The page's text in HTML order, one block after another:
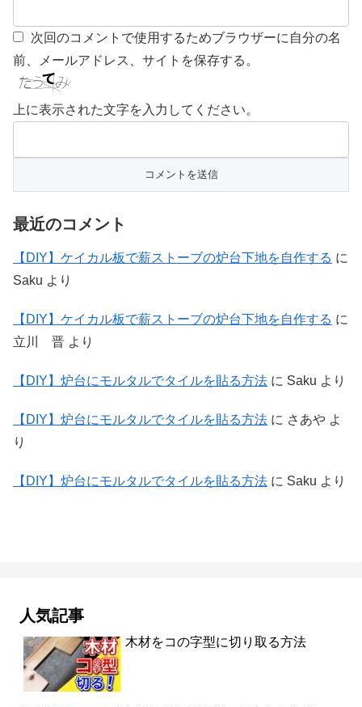
次回のコメントで使用するためブラウザーに自分の名
前、メールアドレス、サイトを保存する。
上に表示された文字を入力してください。
最近のコメント
【DIY】ケイカル板で薪ストーブの炉台下地を自作する に
Saku より
【DIY】ケイカル板で薪ストーブの炉台下地を自作する に
立川 晋 より
【DIY】炉台にモルタルでタイルを貼る方法 に Saku より
【DIY】炉台にモルタルでタイルを貼る方法 に さあや よ
り
【DIY】炉台にモルタルでタイルを貼る方法 に Saku より
人気記事
木材をコの字型に切り取る方法